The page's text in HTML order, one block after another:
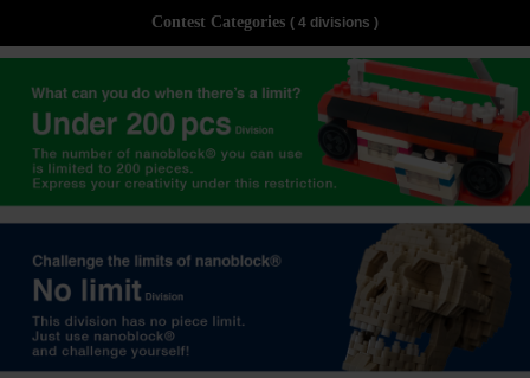
Contest Categories ( 4 divisions )